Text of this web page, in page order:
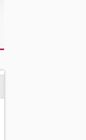
ga('send',